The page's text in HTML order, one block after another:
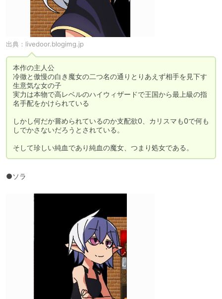
出典： livedoor.blogimg.jp
本作の主人公
冷徹と傲慢の白き魔女の二つ名の通りとりあえず相手を見下す
生意気な女の子
実力は本物で高レベルのハイウィザードで王国から最上級の指
名手配をかけられている
しかし何だか嘗められているのか支配欲0、カリスマも0で何も
しでかさないだろうとされている。
そして珍しい純血であり純血の魔女、つまり処女である。